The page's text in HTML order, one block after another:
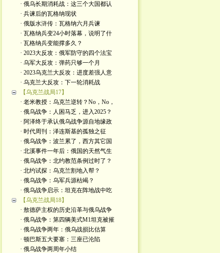
· 俄乌长期消耗战：这三个大国都认
· 兵谏后的瓦格纳现状
· 俄版水浒传：瓦格纳六月兵谏
· 瓦格纳兵变24小时落幕，说明了什
· 瓦格纳兵变能撑多久？
· 2023大反攻：俄军防守的四个法宝
· 乌军大反攻：弹药只够一个月
· 2023乌克兰大反攻：进度差强人意
· 乌克兰大反攻：下一轮消耗战
【乌克兰战局17】
· 老米教授：乌克兰逆转？No，No，
· 俄乌战争：人困马乏，进入2025？
· 阿泽终于承认俄乌战争源自地缘政
· 时代周刊：泽连斯基的孤独之征
· 俄乌战争：波兰累了，西方其它国
· 北溪事件一年后：俄国的天然气生
· 俄乌战争：北约教范条例过时了？
· 北约试探：乌克兰割地入帮？
· 俄乌战争：乌军兵源枯竭？
· 俄乌战争启示：坦克在阵地战中吃
【乌克兰战局18】
· 敖德萨主权的历史沿革与俄乌战争
· 俄乌战争：第四辆美式M1坦克被摧
· 俄乌战争两年：俄乌战损比估算
· 顿巴斯五大要塞：三座已沦陷
· 俄乌战争两周年小结